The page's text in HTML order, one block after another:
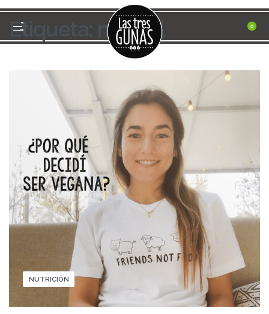
0
Etiqueta: natural
NUTRICIÓN